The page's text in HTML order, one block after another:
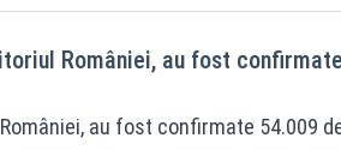
României, au fost
au fost confirmate 54.009